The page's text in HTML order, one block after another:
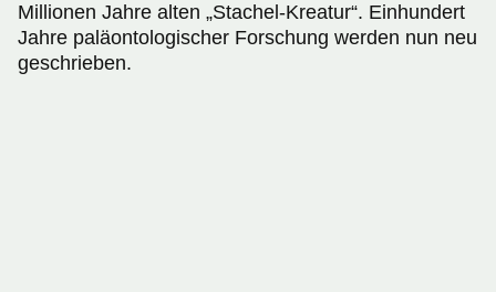
Millionen Jahre alten „Stachel-Kreatur“. Einhundert
Jahre paläontologischer Forschung werden nun neu
geschrieben.